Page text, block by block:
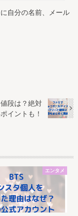
自分の名前、メール
段は？絶対
イントも！
エンタメ